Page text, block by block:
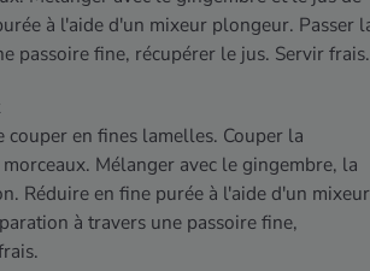
à l'aide d'un mixeur plongeur. Passer
passoire fine, récupérer le jus. Servir frais.
en fines lamelles. Couper la
Mélanger avec le gingembre, la
Réduire en fine purée à l'aide d'un mixeur
à travers une passoire fine,